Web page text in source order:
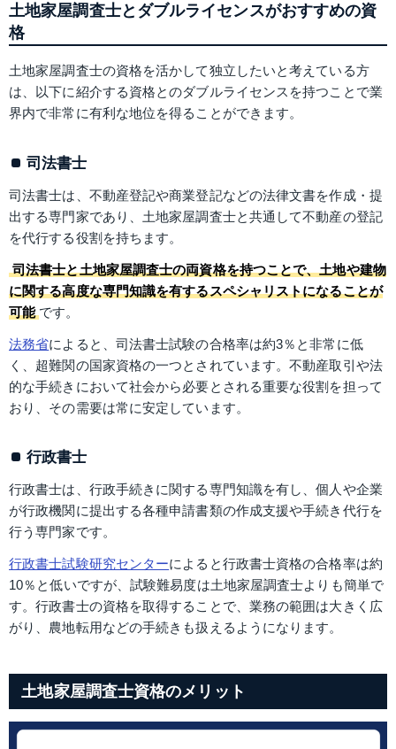
土地家屋調査士とダブルライセンスがおすすめの資
格
土地家屋調査士の資格を活かして独立したいと考えている方
は、以下に紹介する資格とのダブルライセンスを持つことで業
界内で非常に有利な地位を得ることができます。
司法書士
司法書士は、不動産登記や商業登記などの法律文書を作成・提
出する専門家であり、土地家屋調査士と共通して不動産の登記
を代行する役割を持ちます。
司法書士と土地家屋調査士の両資格を持つことで、土地や建物
に関する高度な専門知識を有するスペシャリストになることが
可能 です。
法務省によると、司法書士試験の合格率は約3％と非常に低
く、超難関の国家資格の一つとされています。不動産取引や法
的な手続きにおいて社会から必要とされる重要な役割を担って
おり、その需要は常に安定しています。
行政書士
行政書士は、行政手続きに関する専門知識を有し、個人や企業
が行政機関に提出する各種申請書類の作成支援や手続き代行を
行う専門家です。
行政書士試験研究センターによると行政書士資格の合格率は約
10％と低いですが、試験難易度は土地家屋調査士よりも簡単で
す。行政書士の資格を取得することで、業務の範囲は大きく広
がり、農地転用などの手続きも扱えるようになります。
土地家屋調査士資格のメリット